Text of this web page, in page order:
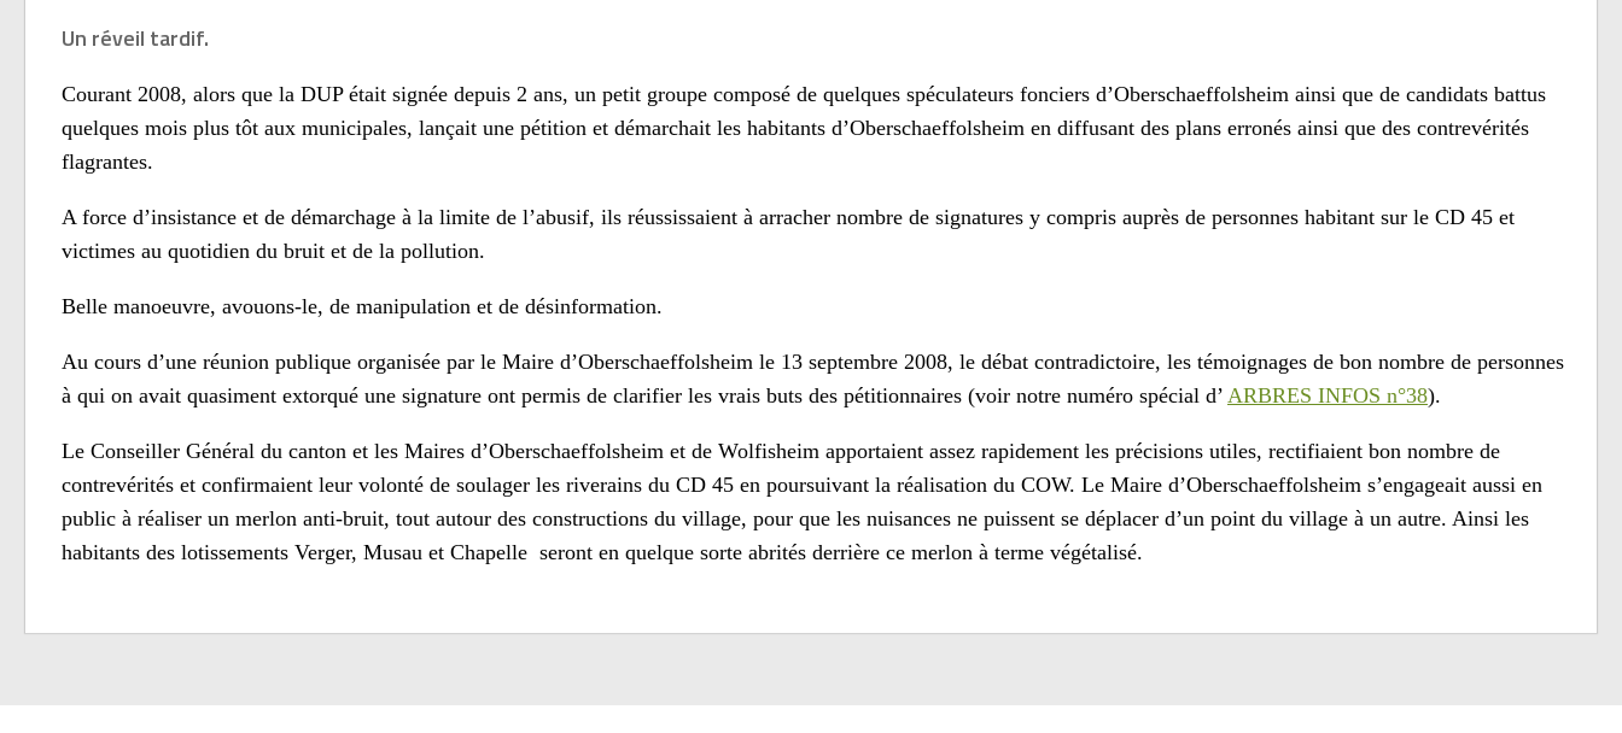
Un réveil tardif.
Courant 2008, alors que la DUP était signée depuis 2 ans, un petit groupe composé de quelques spéculateurs fonciers d’Oberschaeffolsheim ainsi que de candidats battus
quelques mois plus tôt aux municipales, lançait une pétition et démarchait les habitants d’Oberschaeffolsheim en diffusant des plans erronés ainsi que des contrevérités
flagrantes.
A force d’insistance et de démarchage à la limite de l’abusif, ils réussissaient à arracher nombre de signatures y compris auprès de personnes habitant sur le CD 45 et
victimes au quotidien du bruit et de la pollution.
Belle manoeuvre, avouons-le, de manipulation et de désinformation.
Au cours d’une réunion publique organisée par le Maire d’Oberschaeffolsheim le 13 septembre 2008, le débat contradictoire, les témoignages de bon nombre de personnes
à qui on avait quasiment extorqué une signature ont permis de clarifier les vrais buts des pétitionnaires (voir notre numéro spécial d’ ARBRES INFOS n°38).
Le Conseiller Général du canton et les Maires d’Oberschaeffolsheim et de Wolfisheim apportaient assez rapidement les précisions utiles, rectifiaient bon nombre de
contrevérités et confirmaient leur volonté de soulager les riverains du CD 45 en poursuivant la réalisation du COW. Le Maire d’Oberschaeffolsheim s’engageait aussi en
public à réaliser un merlon anti-bruit, tout autour des constructions du village, pour que les nuisances ne puissent se déplacer d’un point du village à un autre. Ainsi les
habitants des lotissements Verger, Musau et Chapelle seront en quelque sorte abrités derrière ce merlon à terme végétalisé.